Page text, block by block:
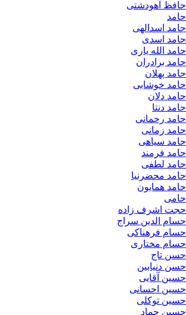
حافظ آهودشتی
حامد
حامد اسدالهی
حامد اسدی
حامد الله یاری
حامد برادران
حامد پهلان
حامد خوشابی
حامد دلان
حامد دنتا
حامد رحمانی
حامد زمانی
حامد سیاهی
حامد فرمند
حامد لطفی
حامد محضرنیا
حامد همایون
حامی
حجت اشرف زاده
حسام الدین سراج
حسام فرهناکی
حسام مختاری
حسن تاج
حسن دنیابین
حسین آقایی
حسین احسانی
حسین توکلی
حسین حماد